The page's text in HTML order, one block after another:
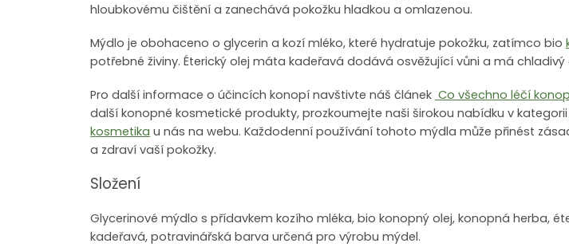
hloubkovému čištění a zanechává pokožku hladkou a omlazenou.
Mýdlo je obohaceno o glycerin a kozí mléko, které hydratuje pokožku, zatímco bio
potřebné živiny. Éterický olej máta kadeřavá dodává osvěžující vůni a má chladivý
Pro další informace o účincích konopí navštivte náš článek Co všechno léčí
další konopné kosmetické produkty, prozkoumejte naši širokou nabídku v kategorii
kosmetika u nás na webu. Každodenní používání tohoto mýdla může přinést
a zdraví vaší pokožky.
Složení
Glycerinové mýdlo s přídavkem kozího mléka, bio konopný olej, konopná herba,
kadeřavá, potravinářská barva určená pro výrobu mýdel.